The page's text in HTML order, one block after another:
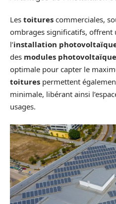
Les toitures commerciales,
ombrages significatifs,
l’installation
des modules
optimale pour capter le
toitures permettent
minimale, libérant ainsi
usages.